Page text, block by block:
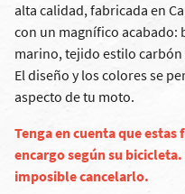
alta calidad, fabricada en
con un magnífico
marino, tejido estilo carbón
El diseño y los colores se
aspecto de tu moto.
Tenga en cuenta que
encargo según su
imposible cancelarlo.